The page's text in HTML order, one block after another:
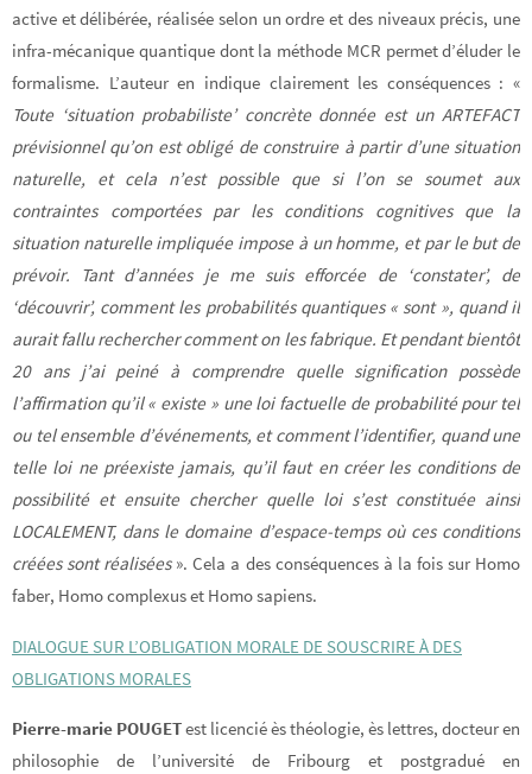
active et délibérée, réalisée selon un ordre et des niveaux précis, une
infra-mécanique quantique dont la méthode MCR permet d’éluder le
formalisme. L’auteur en indique clairement les conséquences : «
Toute ‘situation probabiliste’ concrète donnée est un ARTEFACT
prévisionnel qu’on est obligé de construire à partir d’une situation
naturelle, et cela n’est possible que si l’on se soumet aux
contraintes comportées par les conditions cognitives que la
situation naturelle impliquée impose à un homme, et par le but de
prévoir. Tant d’années je me suis efforcée de ‘constater’, de
‘découvrir’, comment les probabilités quantiques « sont », quand il
aurait fallu rechercher comment on les fabrique. Et pendant bientôt
20 ans j’ai peiné à comprendre quelle signification possède
l’affirmation qu’il « existe » une loi factuelle de probabilité pour tel
ou tel ensemble d’événements, et comment l’identifier, quand une
telle loi ne préexiste jamais, qu’il faut en créer les conditions de
possibilité et ensuite chercher quelle loi s’est constituée ainsi
LOCALEMENT, dans le domaine d’espace-temps où ces conditions
créées sont réalisées». Cela a des conséquences à la fois sur Homo
faber, Homo complexus et Homo sapiens.
DIALOGUE SUR L’OBLIGATION MORALE DE SOUSCRIRE À DES
OBLIGATIONS MORALES
Pierre-marie POUGETest licencié ès théologie, ès lettres, docteur en
philosophie de l’université de Fribourg et postgradué en